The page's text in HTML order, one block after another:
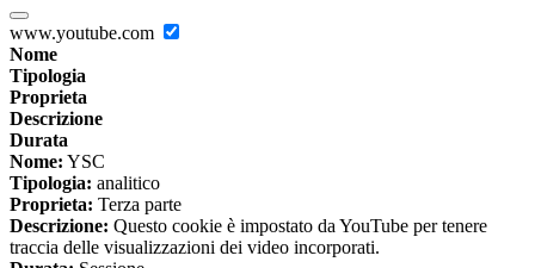
www.youtube.com
Nome
Tipologia
Proprieta
Descrizione
Durata
Nome: YSC
Tipologia: analitico
Proprieta: Terza parte
Descrizione: Questo cookie è impostato da YouTube per tenere
traccia delle visualizzazioni dei video incorporati.